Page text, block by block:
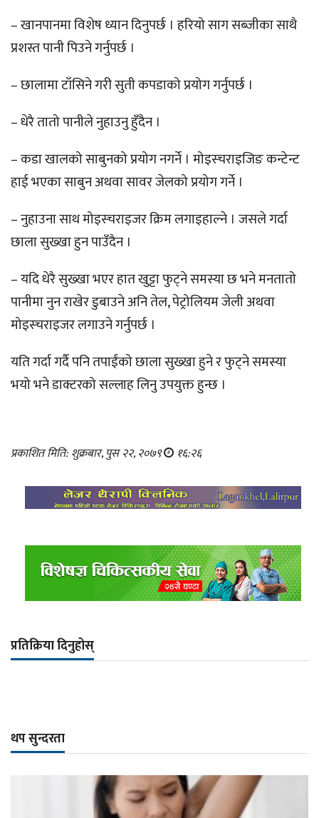
– खानपानमा विशेष ध्यान दिनुपर्छ । हरियो साग सब्जीका साथै
प्रशस्त पानी पिउने गर्नुपर्छ ।
– छालामा टाँसिने गरी सुती कपडाको प्रयोग गर्नुपर्छ ।
– धेरै तातो पानीले नुहाउनु हुँदैन ।
– कडा खालको साबुनको प्रयोग नगर्ने । मोइस्चराइजिङ कन्टेन्ट
हाई भएका साबुन अथवा सावर जेलको प्रयोग गर्ने ।
– नुहाउना साथ मोइस्चराइजर क्रिम लगाइहाल्ने । जसले गर्दा
छाला सुख्खा हुन पाउँदैन ।
– यदि धेरै सुख्खा भएर हात खुट्टा फुट्ने समस्या छ भने मनतातो
पानीमा नुन राखेर डुबाउने अनि तेल, पेट्रोलियम जेली अथवा
मोइस्चराइजर लगाउने गर्नुपर्छ ।
यति गर्दा गर्दै पनि तपाईंको छाला सुख्खा हुने र फुट्ने समस्या
भयो भने डाक्टरको सल्लाह लिनु उपयुक्त हुन्छ ।
प्रकाशित मिति: शुक्रबार, पुस २२, २०७९ १६:२६
प्रतिक्रिया दिनुहोस्
थप सुन्दरता